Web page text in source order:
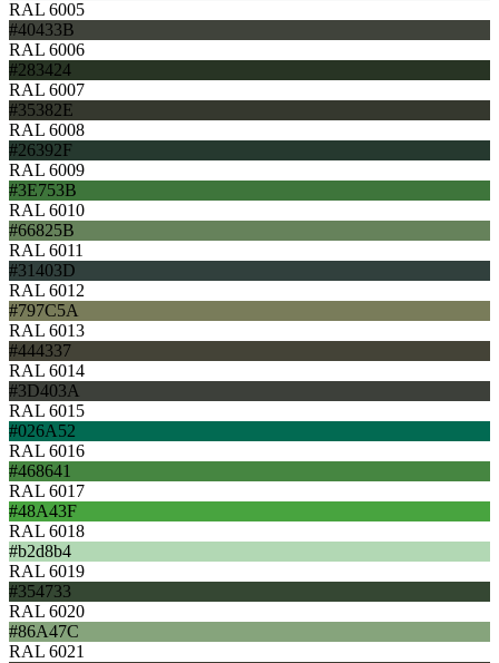
RAL 6005
#40433B
RAL 6006
#283424
RAL 6007
#35382E
RAL 6008
#26392F
RAL 6009
#3E753B
RAL 6010
#66825B
RAL 6011
#31403D
RAL 6012
#797C5A
RAL 6013
#444337
RAL 6014
#3D403A
RAL 6015
#026A52
RAL 6016
#468641
RAL 6017
#48A43F
RAL 6018
#b2d8b4
RAL 6019
#354733
RAL 6020
#86A47C
RAL 6021